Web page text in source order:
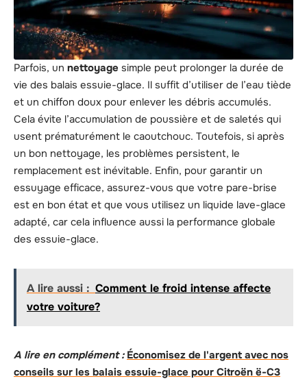
Parfois, un nettoyage simple peut prolonger la durée de
vie des balais essuie-glace. Il suffit d’utiliser de l’eau tiède
et un chiffon doux pour enlever les débris accumulés.
Cela évite l’accumulation de poussière et de saletés qui
usent prématurément le caoutchouc. Toutefois, si après
un bon nettoyage, les problèmes persistent, le
remplacement est inévitable. Enfin, pour garantir un
essuyage efficace, assurez-vous que votre pare-brise
est en bon état et que vous utilisez un liquide lave-glace
adapté, car cela influence aussi la performance globale
des essuie-glace.
A lire aussi : Comment le froid intense affecte
votre voiture?
A lire en complément : Économisez de l'argent avec nos
conseils sur les balais essuie-glace pour Citroën ë-C3